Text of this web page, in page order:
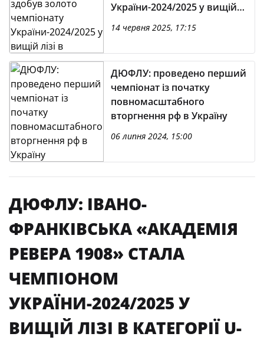
України-2024/2025 у вищій
14 червня 2025, 17:15
ДЮФЛУ: проведено перший
чемпіонат із початку
повномасштабного
вторгнення рф в Україну
06 липня 2024, 15:00
ДЮФЛУ: ІВАНО-
ФРАНКІВСЬКА «АКАДЕМІЯ
РЕВЕРА 1908» СТАЛА
ЧЕМПІОНОМ
УКРАЇНИ-2024/2025 У
ВИЩІЙ ЛІЗІ В КАТЕГОРІЇ U-